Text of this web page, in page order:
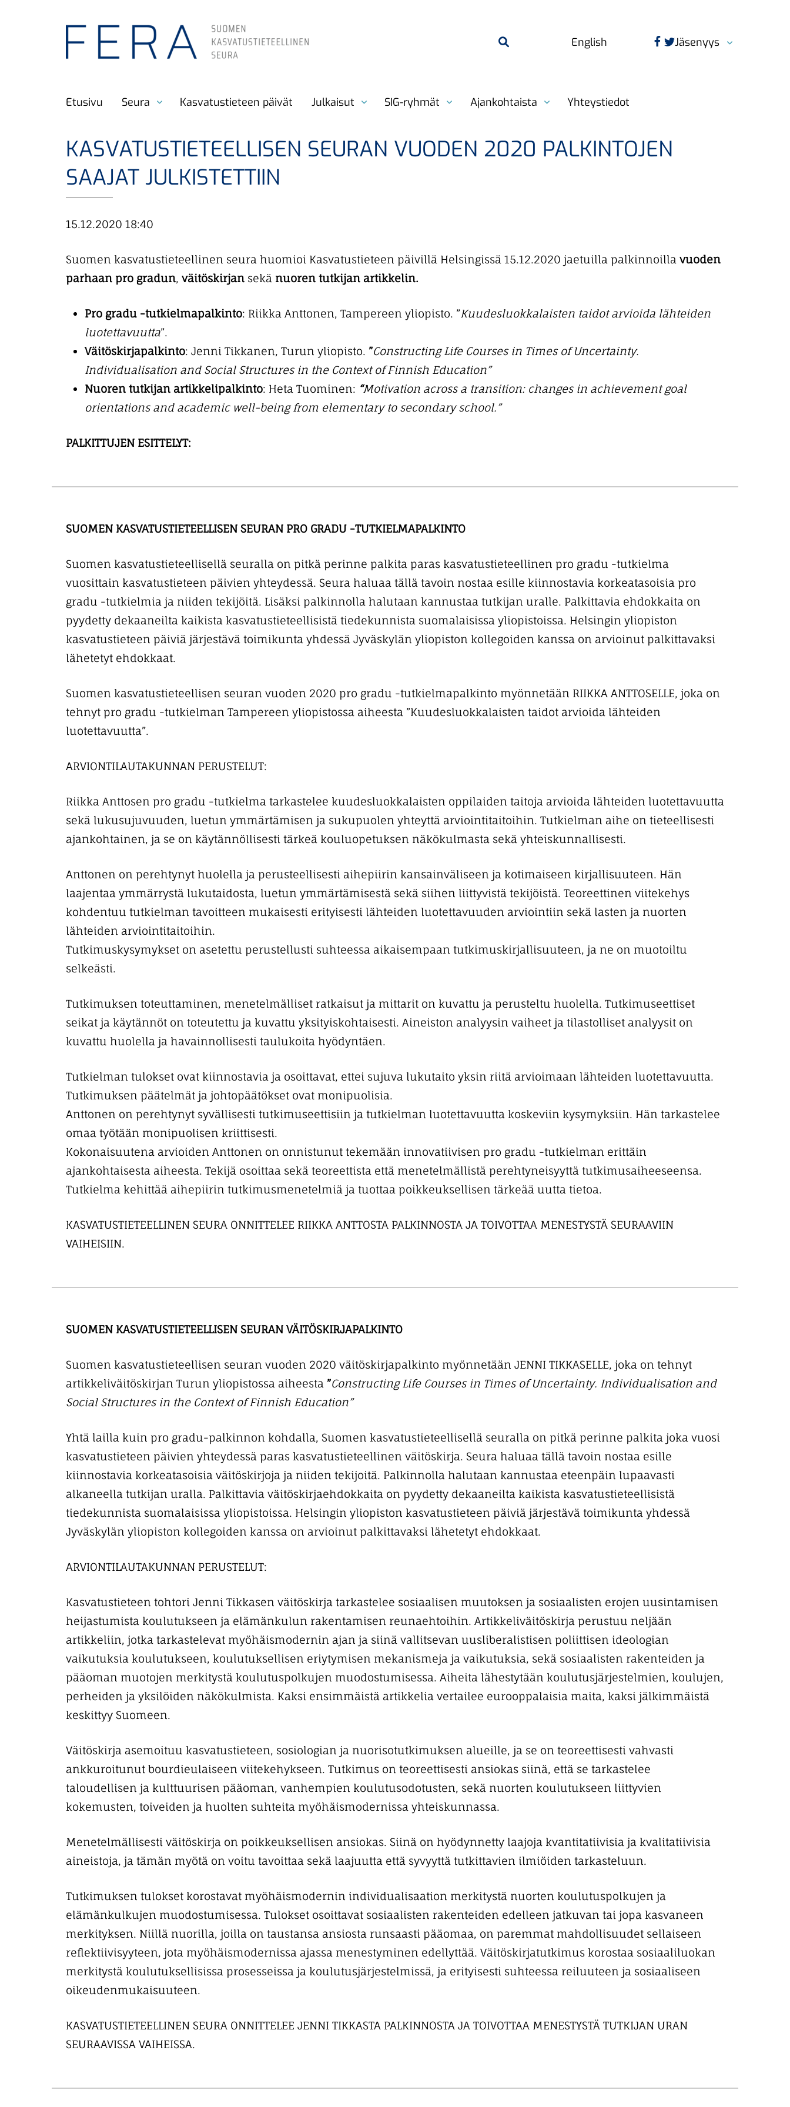
English Jäsenyys
Etusivu Seura Kasvatustieteen päivät Julkaisut SIG-ryhmät Ajankohtaista Yhteystiedot
KASVATUSTIETEELLISEN SEURAN VUODEN 2020 PALKINTOJEN
SAAJAT JULKISTETTIIN
15.12.2020 18:40
Suomen kasvatustieteellinen seura huomioi Kasvatustieteen päivillä Helsingissä 15.12.2020 jaetuilla palkinnoilla vuoden
parhaan pro gradun, väitöskirjansekä nuoren tutkijan artikkelin.
Pro gradu -tutkielmapalkinto: Riikka Anttonen, Tampereen yliopisto. ”Kuudesluokkalaisten taidot arvioida lähteiden
luotettavuutta”.
Väitöskirjapalkinto: Jenni Tikkanen, Turun yliopisto. ”Constructing Life Courses in Times of Uncertainty.
Individualisation and Social Structures in the Context of Finnish Education”
Nuoren tutkijan artikkelipalkinto: Heta Tuominen: “Motivation across a transition: changes in achievement goal
orientations and academic well-being from elementary to secondary school.”
PALKITTUJEN ESITTELYT:
SUOMEN KASVATUSTIETEELLISEN SEURAN PRO GRADU -TUTKIELMAPALKINTO
Suomen kasvatustieteellisellä seuralla on pitkä perinne palkita paras kasvatustieteellinen pro gradu -tutkielma
vuosittain kasvatustieteen päivien yhteydessä. Seura haluaa tällä tavoin nostaa esille kiinnostavia korkeatasoisia pro
gradu -tutkielmia ja niiden tekijöitä. Lisäksi palkinnolla halutaan kannustaa tutkijan uralle. Palkittavia ehdokkaita on
pyydetty dekaaneilta kaikista kasvatustieteellisistä tiedekunnista suomalaisissa yliopistoissa. Helsingin yliopiston
kasvatustieteen päiviä järjestävä toimikunta yhdessä Jyväskylän yliopiston kollegoiden kanssa on arvioinut palkittavaksi
lähetetyt ehdokkaat.
Suomen kasvatustieteellisen seuran vuoden 2020 pro gradu -tutkielmapalkinto myönnetään RIIKKA ANTTOSELLE, joka on
tehnyt pro gradu -tutkielman Tampereen yliopistossa aiheesta ”Kuudesluokkalaisten taidot arvioida lähteiden
luotettavuutta”.
ARVIONTILAUTAKUNNAN PERUSTELUT:
Riikka Anttosen pro gradu -tutkielma tarkastelee kuudesluokkalaisten oppilaiden taitoja arvioida lähteiden luotettavuutta
sekä lukusujuvuuden, luetun ymmärtämisen ja sukupuolen yhteyttä arviointitaitoihin. Tutkielman aihe on tieteellisesti
ajankohtainen, ja se on käytännöllisesti tärkeä kouluopetuksen näkökulmasta sekä yhteiskunnallisesti.
Anttonen on perehtynyt huolella ja perusteellisesti aihepiirin kansainväliseen ja kotimaiseen kirjallisuuteen. Hän
laajentaa ymmärrystä lukutaidosta, luetun ymmärtämisestä sekä siihen liittyvistä tekijöistä. Teoreettinen viitekehys
kohdentuu tutkielman tavoitteen mukaisesti erityisesti lähteiden luotettavuuden arviointiin sekä lasten ja nuorten
lähteiden arviointitaitoihin.
Tutkimuskysymykset on asetettu perustellusti suhteessa aikaisempaan tutkimuskirjallisuuteen, ja ne on muotoiltu
selkeästi.
Tutkimuksen toteuttaminen, menetelmälliset ratkaisut ja mittarit on kuvattu ja perusteltu huolella. Tutkimuseettiset
seikat ja käytännöt on toteutettu ja kuvattu yksityiskohtaisesti. Aineiston analyysin vaiheet ja tilastolliset analyysit on
kuvattu huolella ja havainnollisesti taulukoita hyödyntäen.
Tutkielman tulokset ovat kiinnostavia ja osoittavat, ettei sujuva lukutaito yksin riitä arvioimaan lähteiden luotettavuutta.
Tutkimuksen päätelmät ja johtopäätökset ovat monipuolisia.
Anttonen on perehtynyt syvällisesti tutkimuseettisiin ja tutkielman luotettavuutta koskeviin kysymyksiin. Hän tarkastelee
omaa työtään monipuolisen kriittisesti.
Kokonaisuutena arvioiden Anttonen on onnistunut tekemään innovatiivisen pro gradu -tutkielman erittäin
ajankohtaisesta aiheesta. Tekijä osoittaa sekä teoreettista että menetelmällistä perehtyneisyyttä tutkimusaiheeseensa.
Tutkielma kehittää aihepiirin tutkimusmenetelmiä ja tuottaa poikkeuksellisen tärkeää uutta tietoa.
KASVATUSTIETEELLINEN SEURA ONNITTELEE RIIKKA ANTTOSTA PALKINNOSTA JA TOIVOTTAA MENESTYSTÄ SEURAAVIIN
VAIHEISIIN.
SUOMEN KASVATUSTIETEELLISEN SEURAN VÄITÖSKIRJAPALKINTO
Suomen kasvatustieteellisen seuran vuoden 2020 väitöskirjapalkinto myönnetään JENNI TIKKASELLE, joka on tehnyt
artikkeliväitöskirjan Turun yliopistossa aiheesta ”Constructing Life Courses in Times of Uncertainty. Individualisation and
Social Structures in the Context of Finnish Education”
Yhtä lailla kuin pro gradu-palkinnon kohdalla, Suomen kasvatustieteellisellä seuralla on pitkä perinne palkita joka vuosi
kasvatustieteen päivien yhteydessä paras kasvatustieteellinen väitöskirja. Seura haluaa tällä tavoin nostaa esille
kiinnostavia korkeatasoisia väitöskirjoja ja niiden tekijoitä. Palkinnolla halutaan kannustaa eteenpäin lupaavasti
alkaneella tutkijan uralla. Palkittavia väitöskirjaehdokkaita on pyydetty dekaaneilta kaikista kasvatustieteellisistä
tiedekunnista suomalaisissa yliopistoissa. Helsingin yliopiston kasvatustieteen päiviä järjestävä toimikunta yhdessä
Jyväskylän yliopiston kollegoiden kanssa on arvioinut palkittavaksi lähetetyt ehdokkaat.
ARVIONTILAUTAKUNNAN PERUSTELUT:
Kasvatustieteen tohtori Jenni Tikkasen väitöskirja tarkastelee sosiaalisen muutoksen ja sosiaalisten erojen uusintamisen
heijastumista koulutukseen ja elämänkulun rakentamisen reunaehtoihin. Artikkeliväitöskirja perustuu neljään
artikkeliin, jotka tarkastelevat myöhäismodernin ajan ja siinä vallitsevan uusliberalistisen poliittisen ideologian
vaikutuksia koulutukseen, koulutuksellisen eriytymisen mekanismeja ja vaikutuksia, sekä sosiaalisten rakenteiden ja
pääoman muotojen merkitystä koulutuspolkujen muodostumisessa. Aiheita lähestytään koulutusjärjestelmien, koulujen,
perheiden ja yksilöiden näkökulmista. Kaksi ensimmäistä artikkelia vertailee eurooppalaisia maita, kaksi jälkimmäistä
keskittyy Suomeen.
Väitöskirja asemoituu kasvatustieteen, sosiologian ja nuorisotutkimuksen alueille, ja se on teoreettisesti vahvasti
ankkuroitunut bourdieulaiseen viitekehykseen. Tutkimus on teoreettisesti ansiokas siinä, että se tarkastelee
taloudellisen ja kulttuurisen pääoman, vanhempien koulutusodotusten, sekä nuorten koulutukseen liittyvien
kokemusten, toiveiden ja huolten suhteita myöhäismodernissa yhteiskunnassa.
Menetelmällisesti väitöskirja on poikkeuksellisen ansiokas. Siinä on hyödynnetty laajoja kvantitatiivisia ja kvalitatiivisia
aineistoja, ja tämän myötä on voitu tavoittaa sekä laajuutta että syvyyttä tutkittavien ilmiöiden tarkasteluun.
Tutkimuksen tulokset korostavat myöhäismodernin individualisaation merkitystä nuorten koulutuspolkujen ja
elämänkulkujen muodostumisessa. Tulokset osoittavat sosiaalisten rakenteiden edelleen jatkuvan tai jopa kasvaneen
merkityksen. Niillä nuorilla, joilla on taustansa ansiosta runsaasti pääomaa, on paremmat mahdollisuudet sellaiseen
reflektiivisyyteen, jota myöhäismodernissa ajassa menestyminen edellyttää. Väitöskirjatutkimus korostaa sosiaaliluokan
merkitystä koulutuksellisissa prosesseissa ja koulutusjärjestelmissä, ja erityisesti suhteessa reiluuteen ja sosiaaliseen
oikeudenmukaisuuteen.
KASVATUSTIETEELLINEN SEURA ONNITTELEE JENNI TIKKASTA PALKINNOSTA JA TOIVOTTAA MENESTYSTÄ TUTKIJAN URAN
SEURAAVISSA VAIHEISSA.